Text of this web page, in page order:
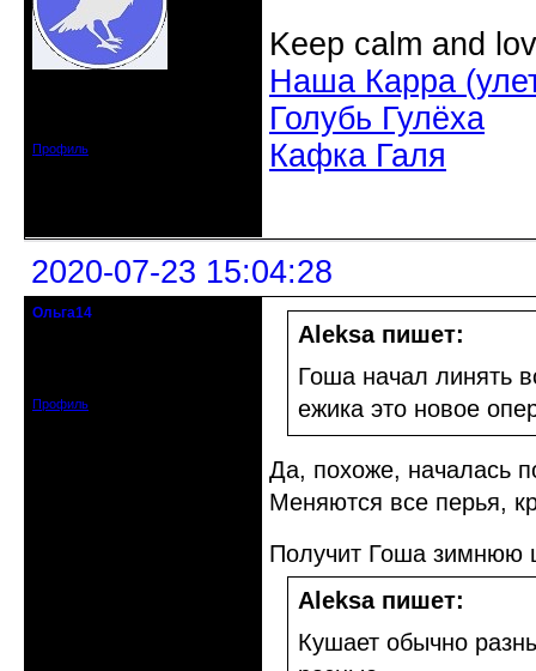
Профиль
Keep calm and
Наша Карра
Голубь Гулёха
Кафка Галя
2020-07-23 15:04:28
Ольга14
Профиль
Aleksa пишет:
Гоша начал линять
ежика это новое
Да, похоже, началась
Меняются все перья,
Получит Гоша зимнюю
Aleksa пишет:
Кушает обычно